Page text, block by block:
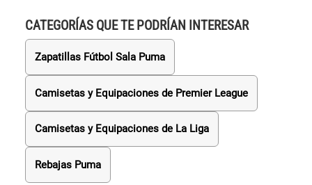
CATEGORÍAS QUE TE PODRÍAN INTERESAR
Zapatillas Fútbol Sala Puma
Camisetas y Equipaciones de Premier League
Camisetas y Equipaciones de La Liga
Rebajas Puma